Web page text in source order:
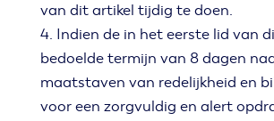
van dit artikel tijdig te doen.
4. Indien de in het eerste lid van
bedoelde termijn van 8 dagen
maatstaven van redelijkheid en
voor een zorgvuldig en alert